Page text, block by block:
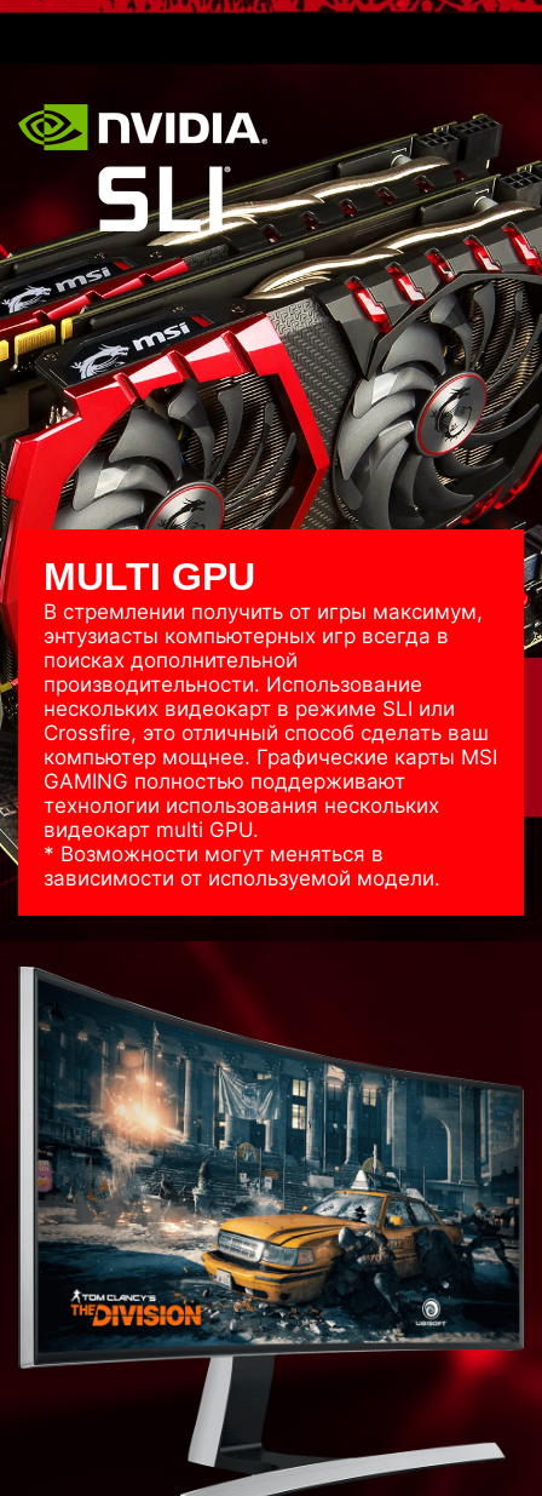
MULTI GPU
В стремлении получить от игры максимум,
энтузиасты компьютерных игр всегда в
поисках дополнительной
производительности. Использование
нескольких видеокарт в режиме SLI или
Crossfire, это отличный способ сделать ваш
компьютер мощнее. Графические карты MSI
GAMING полностью поддерживают
технологии использования нескольких
видеокарт multi GPU.
* Возможности могут меняться в
зависимости от используемой модели.